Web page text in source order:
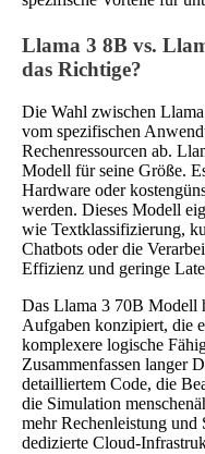
Llama 3 8B vs.
das Richtige?
Die Wahl zwischen
vom spezifischen
Rechenressourcen ab.
Modell für seine Größe.
Hardware oder
werden. Dieses Modell
wie Textklassifizierung,
Chatbots oder die
Effizienz und geringe
Das Llama 3 70B Modell
Aufgaben konzipiert, die
komplexere logische
Zusammenfassen langer
detailliertem Code, die
die Simulation
mehr Rechenleistung
dedizierte Cloud-